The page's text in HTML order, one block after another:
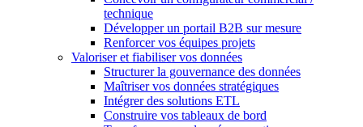
technique
Développer un portail B2B sur mesure
Renforcer vos équipes projets
Valoriser et fiabiliser vos données
Structurer la gouvernance des données
Maîtriser vos données stratégiques
Intégrer des solutions ETL
Construire vos tableaux de bord